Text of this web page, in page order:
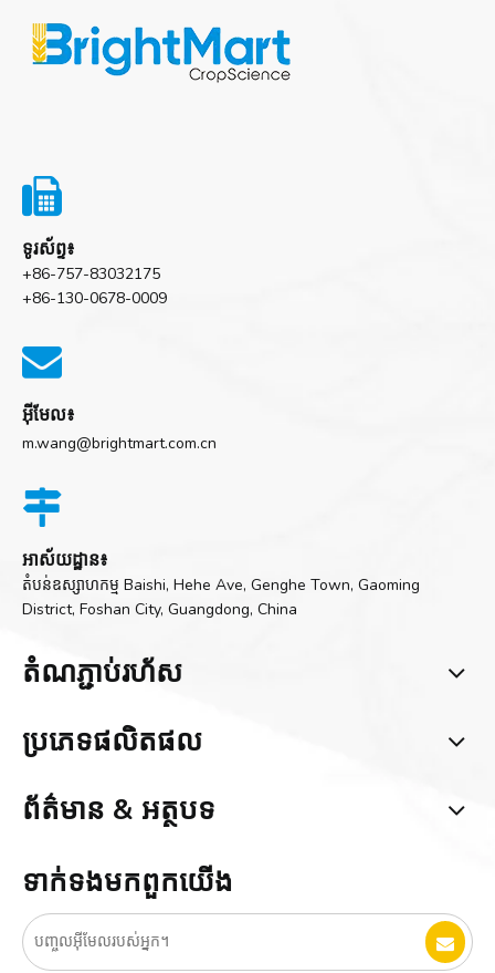

ទូរស័ព្ទ៖
+86-757-83032175
+86-130-0678-0009

អ៊ីមែល៖
m.wang@brightmart.com.cn

អាស័យដ្ឋាន៖
តំបន់ឧស្សាហកម្ម Baishi, Hehe Ave, Genghe Town, Gaoming
District, Foshan City, Guangdong, China
តំណ​ភ្ជាប់​រហ័ស
ប្រភេទ​ផលិតផល
ព័ត៌មាន & អត្ថបទ
ទាក់ទង​មក​ពួក​យើង